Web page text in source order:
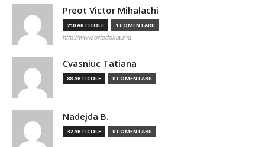
Preot Victor Mihalachi
210 ARTICOLE 1 COMENTARII
http://www.ortodoxia.md
Cvasniuc Tatiana
88 ARTICOLE 0 COMENTARII
Nadejda B.
32 ARTICOLE 0 COMENTARII